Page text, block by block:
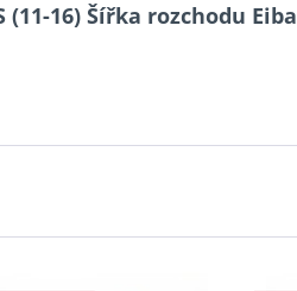
16) Šířka rozchodu